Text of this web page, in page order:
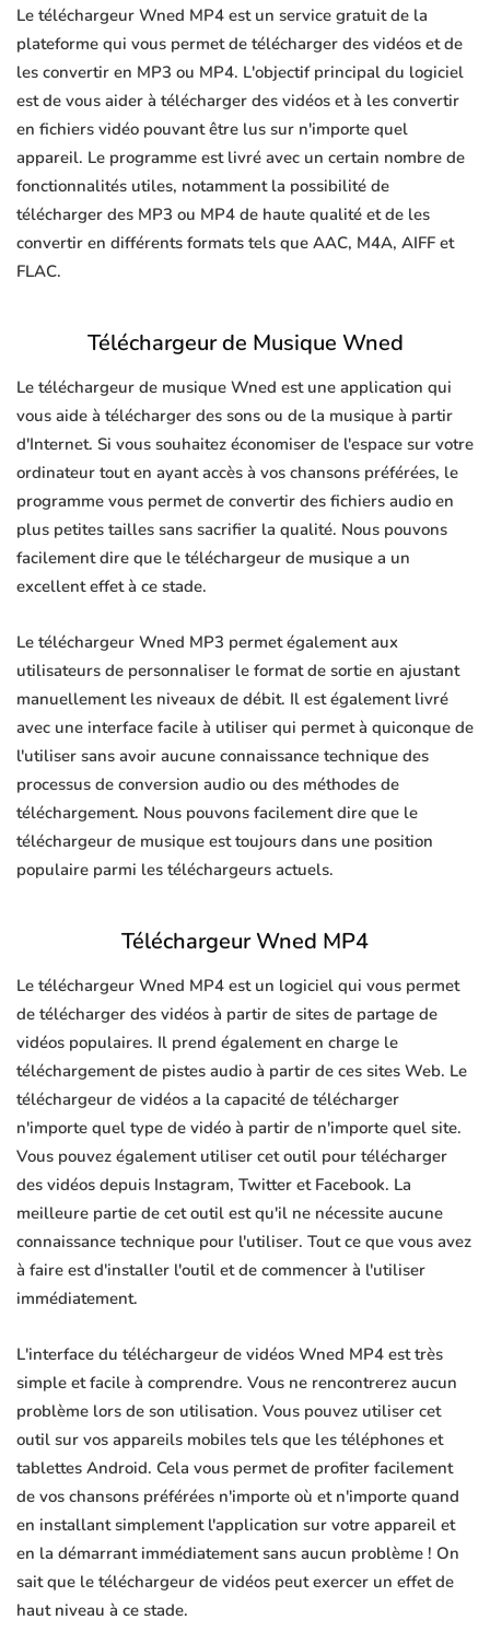
Le téléchargeur Wned MP4 est un service gratuit de la
plateforme qui vous permet de télécharger des vidéos et de
les convertir en MP3 ou MP4. L'objectif principal du logiciel
est de vous aider à télécharger des vidéos et à les convertir
en fichiers vidéo pouvant être lus sur n'importe quel
appareil. Le programme est livré avec un certain nombre de
fonctionnalités utiles, notamment la possibilité de
télécharger des MP3 ou MP4 de haute qualité et de les
convertir en différents formats tels que AAC, M4A, AIFF et
FLAC.
Téléchargeur de Musique Wned
Le téléchargeur de musique Wned est une application qui
vous aide à télécharger des sons ou de la musique à partir
d'Internet. Si vous souhaitez économiser de l'espace sur votre
ordinateur tout en ayant accès à vos chansons préférées, le
programme vous permet de convertir des fichiers audio en
plus petites tailles sans sacrifier la qualité. Nous pouvons
facilement dire que le téléchargeur de musique a un
excellent effet à ce stade.
Le téléchargeur Wned MP3 permet également aux
utilisateurs de personnaliser le format de sortie en ajustant
manuellement les niveaux de débit. Il est également livré
avec une interface facile à utiliser qui permet à quiconque de
l'utiliser sans avoir aucune connaissance technique des
processus de conversion audio ou des méthodes de
téléchargement. Nous pouvons facilement dire que le
téléchargeur de musique est toujours dans une position
populaire parmi les téléchargeurs actuels.
Téléchargeur Wned MP4
Le téléchargeur Wned MP4 est un logiciel qui vous permet
de télécharger des vidéos à partir de sites de partage de
vidéos populaires. Il prend également en charge le
téléchargement de pistes audio à partir de ces sites Web. Le
téléchargeur de vidéos a la capacité de télécharger
n'importe quel type de vidéo à partir de n'importe quel site.
Vous pouvez également utiliser cet outil pour télécharger
des vidéos depuis Instagram, Twitter et Facebook. La
meilleure partie de cet outil est qu'il ne nécessite aucune
connaissance technique pour l'utiliser. Tout ce que vous avez
à faire est d'installer l'outil et de commencer à l'utiliser
immédiatement.
L'interface du téléchargeur de vidéos Wned MP4 est très
simple et facile à comprendre. Vous ne rencontrerez aucun
problème lors de son utilisation. Vous pouvez utiliser cet
outil sur vos appareils mobiles tels que les téléphones et
tablettes Android. Cela vous permet de profiter facilement
de vos chansons préférées n'importe où et n'importe quand
en installant simplement l'application sur votre appareil et
en la démarrant immédiatement sans aucun problème ! On
sait que le téléchargeur de vidéos peut exercer un effet de
haut niveau à ce stade.